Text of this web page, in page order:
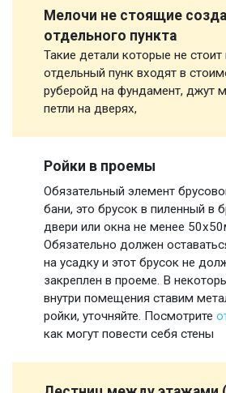
Мелочи не стоящие
отдельного пункта
Такие детали которые не
отдельный пунк входят в
руберойд на фундамент, джут
петли на дверях,
Ройки в проемы
Обязательный элемент
бани, это брусок в пиленный в
двери или окна не менее
Обязательно должен
на усадку и этот брусок не
закреплен в проеме. В
внутри помещения ставим
ройки, уточняйте. Посмотрите
как могут повести себя стены